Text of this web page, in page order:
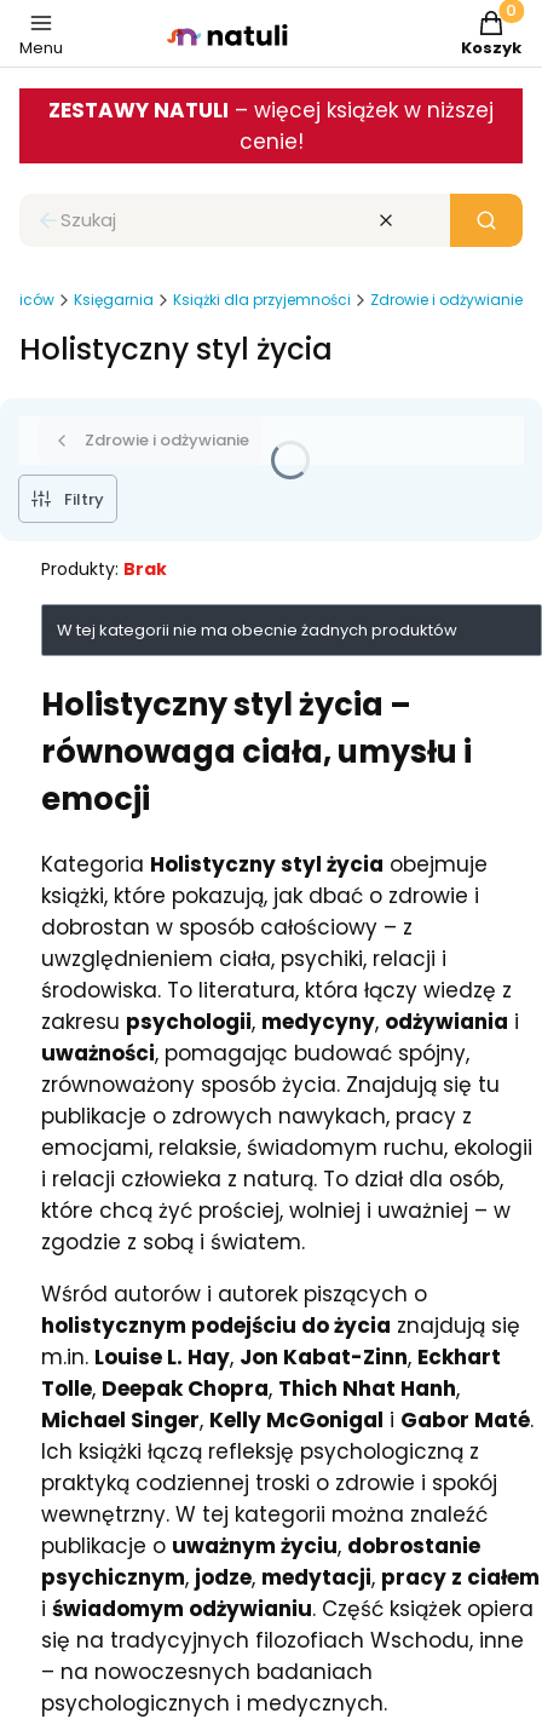
Menu Koszyk
ZESTAWY NATULI – więcej książek w niższej
cenie!
Zamknij wyszukiwarkę Wyczyść Szukaj
Księgarnia Książki dla przyjemności Zdrowie i odżywianie
Holistyczny styl życia
Zdrowie i odżywianie
Filtry
Produkty: Brak
Lista produktów
W tej kategorii nie ma obecnie żadnych produktów
Holistyczny styl życia –
równowaga ciała, umysłu i
emocji
Kategoria Holistyczny styl życia obejmuje
książki, które pokazują, jak dbać o zdrowie i
dobrostan w sposób całościowy – z
uwzględnieniem ciała, psychiki, relacji i
środowiska. To literatura, która łączy wiedzę z
zakresu psychologii, medycyny, odżywiania i
uważności, pomagając budować spójny,
zrównoważony sposób życia. Znajdują się tu
publikacje o zdrowych nawykach, pracy z
emocjami, relaksie, świadomym ruchu, ekologii
i relacji człowieka z naturą. To dział dla osób,
które chcą żyć prościej, wolniej i uważniej – w
zgodzie z sobą i światem.
Wśród autorów i autorek piszących o
holistycznym podejściu do życia znajdują się
m.in. Louise L. Hay, Jon Kabat-Zinn, Eckhart
Tolle, Deepak Chopra, Thich Nhat Hanh,
Michael Singer, Kelly McGonigal i Gabor Maté.
Ich książki łączą refleksję psychologiczną z
praktyką codziennej troski o zdrowie i spokój
wewnętrzny. W tej kategorii można znaleźć
publikacje o uważnym życiu, dobrostanie
psychicznym, jodze, medytacji, pracy z ciałem
i świadomym odżywianiu. Część książek opiera
się na tradycyjnych filozofiach Wschodu, inne
– na nowoczesnych badaniach
psychologicznych i medycznych.